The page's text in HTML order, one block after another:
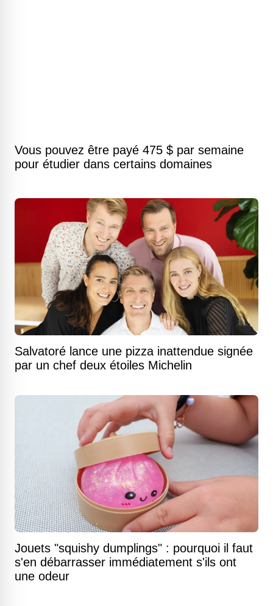
Vous pouvez être payé 475 $ par semaine
pour étudier dans certains domaines
Salvatoré lance une pizza inattendue signée
par un chef deux étoiles Michelin
Jouets "squishy dumplings" : pourquoi il faut
s'en débarrasser immédiatement s'ils ont
une odeur